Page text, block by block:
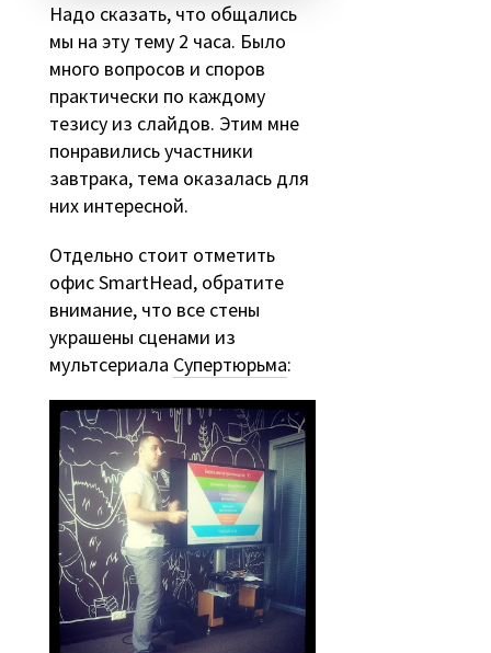
Надо сказать, что общались
мы на эту тему 2 часа. Было
много вопросов и споров
практически по каждому
тезису из слайдов. Этим мне
понравились участники
завтрака, тема оказалась для
них интересной.
Отдельно стоит отметить
офис SmartHead, обратите
внимание, что все стены
украшены сценами из
мультсериала Супертюрьма: